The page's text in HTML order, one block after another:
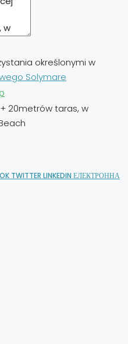
określonymi w
Solymare
TWITTER LINKEDIN ЕЛЕКТРОННА